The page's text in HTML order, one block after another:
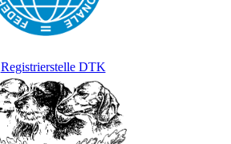
Registrierstelle DTK